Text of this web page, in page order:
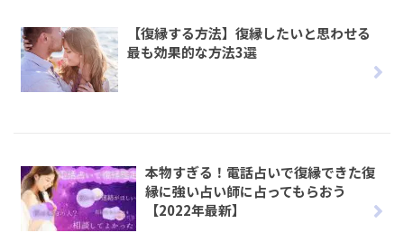
【復縁する方法】復縁したいと思わせる
最も効果的な方法3選
本物すぎる！電話占いで復縁できた復
縁に強い占い師に占ってもらおう
【2022年最新】